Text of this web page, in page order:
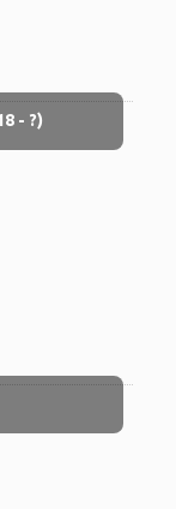
- ?)